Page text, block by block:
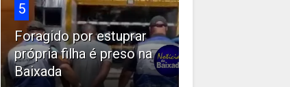
5
Foragido por estuprar
própria filha é preso na
Baixada